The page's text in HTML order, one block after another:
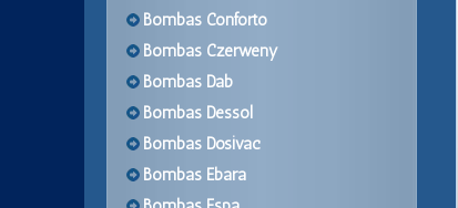
Bombas Conforto
Bombas Czerweny
Bombas Dab
Bombas Dessol
Bombas Dosivac
Bombas Ebara